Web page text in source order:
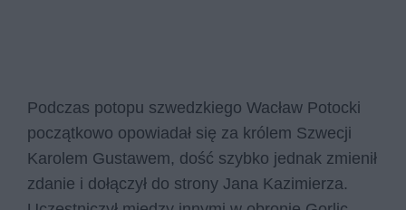
Pod­czas po­to­pu szwedz­kie­go Wa­cław Po­toc­ki
po­cząt­ko­wo opo­wia­dał się za kró­lem Szwe­cji
Ka­ro­lem Gu­sta­wem, dość szyb­ko jed­nak zmie­nił
zda­nie i do­łą­czył do stro­ny Jana Ka­zi­mie­rza.